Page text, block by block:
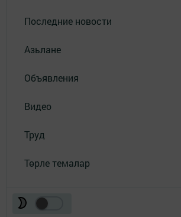
Последние новости
Азьлане
Объявления
Видео
Труд
Төрле темалар